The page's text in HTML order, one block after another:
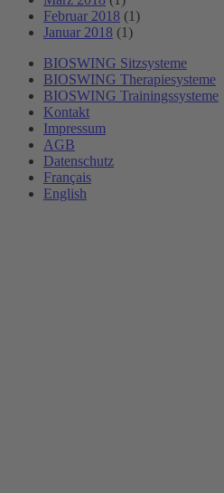
Februar 2018 (1)
Januar 2018 (1)
BIOSWING Sitzsysteme
BIOSWING Therapiesysteme
BIOSWING Trainingssysteme
Kontakt
Impressum
AGB
Datenschutz
Français
English